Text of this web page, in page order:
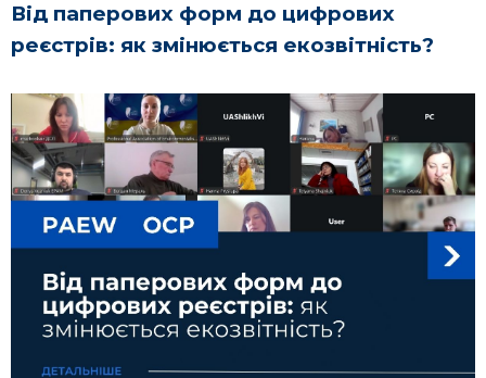
Від паперових форм до цифрових
реєстрів: як змінюється екозвітність?